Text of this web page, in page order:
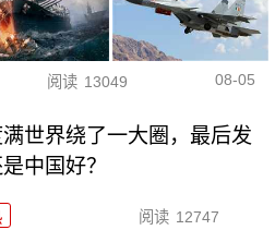
阅读 13049 08-05
世界绕了一大圈，最后发
中国好？
阅读 12747